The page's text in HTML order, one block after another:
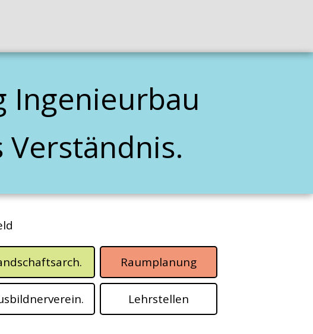
Ingenieurbau
Raumplanung
Lehrstellen